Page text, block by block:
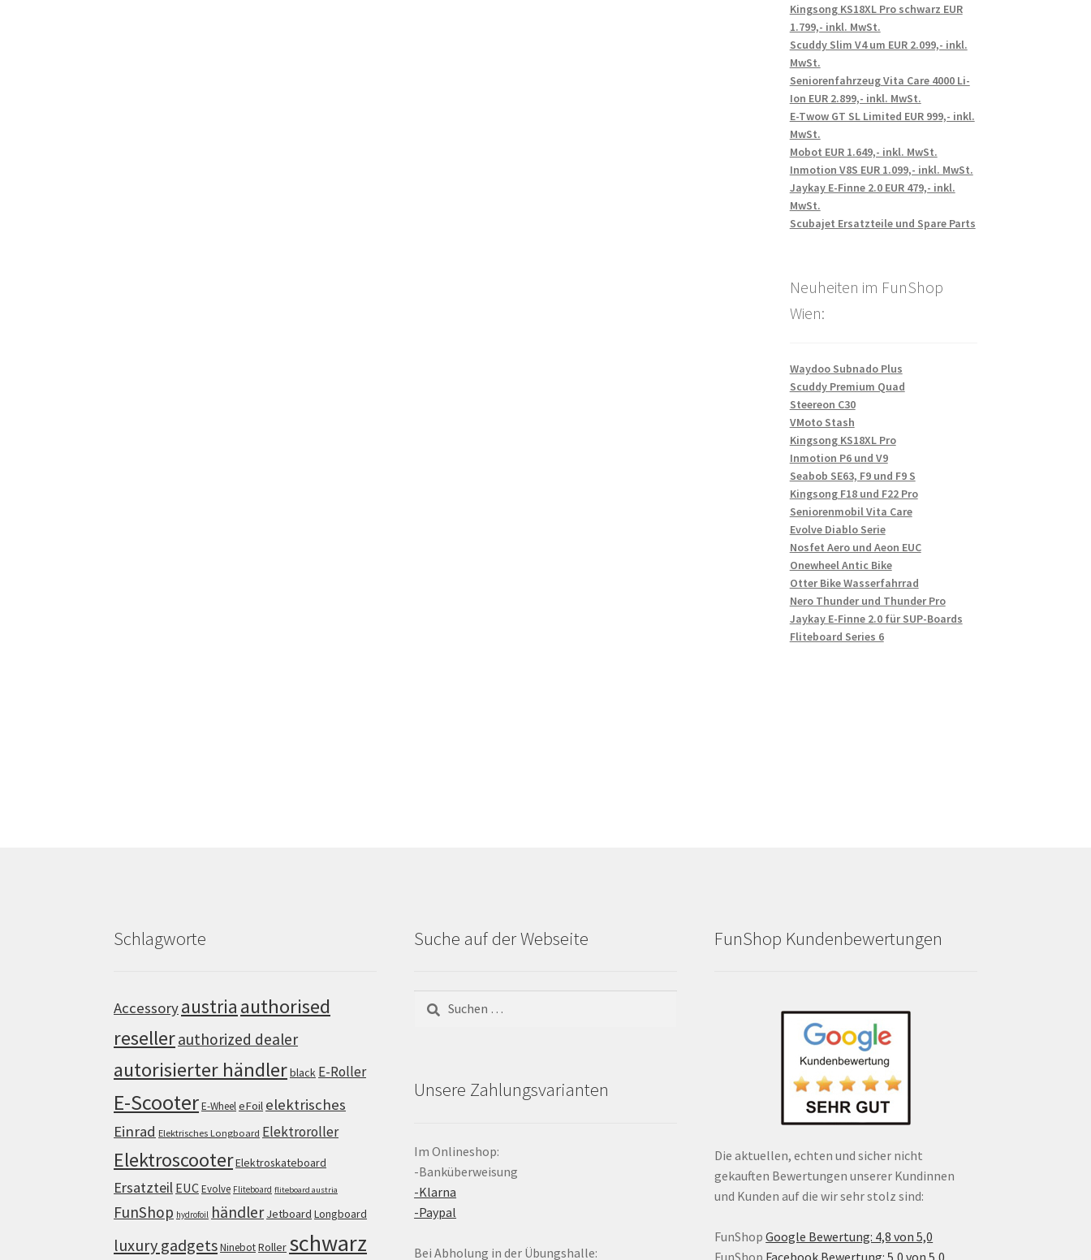
Kingsong KS18XL Pro schwarz EUR
1.799,- inkl. MwSt.
Scuddy Slim V4 um EUR 2.099,- inkl.
MwSt.
Seniorenfahrzeug Vita Care 4000 Li-
Ion EUR 2.899,- inkl. MwSt.
E-Twow GT SL Limited EUR 999,- inkl.
MwSt.
Mobot EUR 1.649,- inkl. MwSt.
Inmotion V8S EUR 1.099,- inkl. MwSt.
Jaykay E-Finne 2.0 EUR 479,- inkl.
MwSt.
Scubajet Ersatzteile und Spare Parts
Neuheiten im FunShop
Wien:
Waydoo Subnado Plus
Scuddy Premium Quad
Steereon C30
VMoto Stash
Kingsong KS18XL Pro
Inmotion P6 und V9
Seabob SE63, F9 und F9 S
Kingsong F18 und F22 Pro
Seniorenmobil Vita Care
Evolve Diablo Serie
Nosfet Aero und Aeon EUC
Onewheel Antic Bike
Otter Bike Wasserfahrrad
Nero Thunder und Thunder Pro
Jaykay E-Finne 2.0 für SUP-Boards
Fliteboard Series 6
Schlagworte
Accessoryaustria authorised
resellerauthorized dealer
autorisierter händlerblack E-Roller
E-ScooterE-WheeleFoil elektrisches
Einrad Elektrisches Longboard Elektroroller
ElektroscooterElektroskateboard
Ersatzteil EUCEvolve Fliteboard fliteboard austria
FunShop hydrofoil händler Jetboard Longboard
luxury gadgetsNinebotRoller schwarz
Suche auf der Webseite
nach:
Unsere Zahlungsvarianten
Im Onlineshop:
-Banküberweisung
-Klarna
-Paypal
Bei Abholung in der Übungshalle:
FunShop Kundenbewertungen
Die aktuellen, echten und sicher nicht
gekauften Bewertungen unserer Kundinnen
und Kunden auf die wir sehr stolz sind:
FunShop Google Bewertung: 4,8 von 5,0
FunShop Facebook Bewertung: 5,0 von 5,0